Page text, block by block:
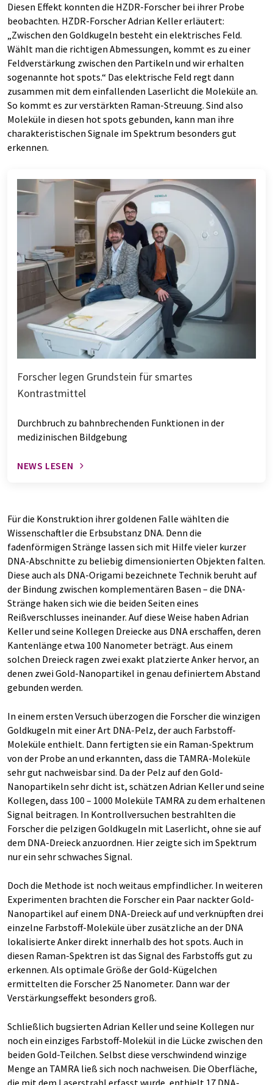
Diesen Effekt konnten die HZDR-Forscher bei ihrer Probe
beobachten. HZDR-Forscher Adrian Keller erläutert:
„Zwischen den Goldkugeln besteht ein elektrisches Feld.
Wählt man die richtigen Abmessungen, kommt es zu einer
Feldverstärkung zwischen den Partikeln und wir erhalten
sogenannte hot spots.“ Das elektrische Feld regt dann
zusammen mit dem einfallenden Laserlicht die Moleküle an.
So kommt es zur verstärkten Raman-Streuung. Sind also
Moleküle in diesen hot spots gebunden, kann man ihre
charakteristischen Signale im Spektrum besonders gut
erkennen.
Forscher legen Grundstein für smartes
Kontrastmittel
Durchbruch zu bahnbrechenden Funktionen in der
medizinischen Bildgebung
NEWS LESEN
Für die Konstruktion ihrer goldenen Falle wählten die
Wissenschaftler die Erbsubstanz DNA. Denn die
fadenförmigen Stränge lassen sich mit Hilfe vieler kurzer
DNA-Abschnitte zu beliebig dimensionierten Objekten falten.
Diese auch als DNA-Origami bezeichnete Technik beruht auf
der Bindung zwischen komplementären Basen – die DNA-
Stränge haken sich wie die beiden Seiten eines
Reißverschlusses ineinander. Auf diese Weise haben Adrian
Keller und seine Kollegen Dreiecke aus DNA erschaffen, deren
Kantenlänge etwa 100 Nanometer beträgt. Aus einem
solchen Dreieck ragen zwei exakt platzierte Anker hervor, an
denen zwei Gold-Nanopartikel in genau definiertem Abstand
gebunden werden.
In einem ersten Versuch überzogen die Forscher die winzigen
Goldkugeln mit einer Art DNA-Pelz, der auch Farbstoff-
Moleküle enthielt. Dann fertigten sie ein Raman-Spektrum
von der Probe an und erkannten, dass die TAMRA-Moleküle
sehr gut nachweisbar sind. Da der Pelz auf den Gold-
Nanopartikeln sehr dicht ist, schätzen Adrian Keller und seine
Kollegen, dass 100 – 1000 Moleküle TAMRA zu dem erhaltenen
Signal beitragen. In Kontrollversuchen bestrahlten die
Forscher die pelzigen Goldkugeln mit Laserlicht, ohne sie auf
dem DNA-Dreieck anzuordnen. Hier zeigte sich im Spektrum
nur ein sehr schwaches Signal.
Doch die Methode ist noch weitaus empfindlicher. In weiteren
Experimenten brachten die Forscher ein Paar nackter Gold-
Nanopartikel auf einem DNA-Dreieck auf und verknüpften drei
einzelne Farbstoff-Moleküle über zusätzliche an der DNA
lokalisierte Anker direkt innerhalb des hot spots. Auch in
diesen Raman-Spektren ist das Signal des Farbstoffs gut zu
erkennen. Als optimale Größe der Gold-Kügelchen
ermittelten die Forscher 25 Nanometer. Dann war der
Verstärkungseffekt besonders groß.
Schließlich bugsierten Adrian Keller und seine Kollegen nur
noch ein einziges Farbstoff-Molekül in die Lücke zwischen den
beiden Gold-Teilchen. Selbst diese verschwindend winzige
Menge an TAMRA ließ sich noch nachweisen. Die Oberfläche,